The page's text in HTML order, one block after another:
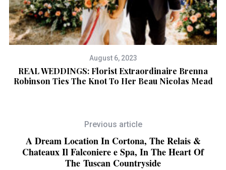
August 6, 2023
REAL WEDDINGS: Florist Extraordinaire Brenna
Robinson Ties The Knot To Her Beau Nicolas Mead
Previous article
A Dream Location In Cortona, The Relais &
Chateaux Il Falconiere e Spa, In The Heart Of
The Tuscan Countryside